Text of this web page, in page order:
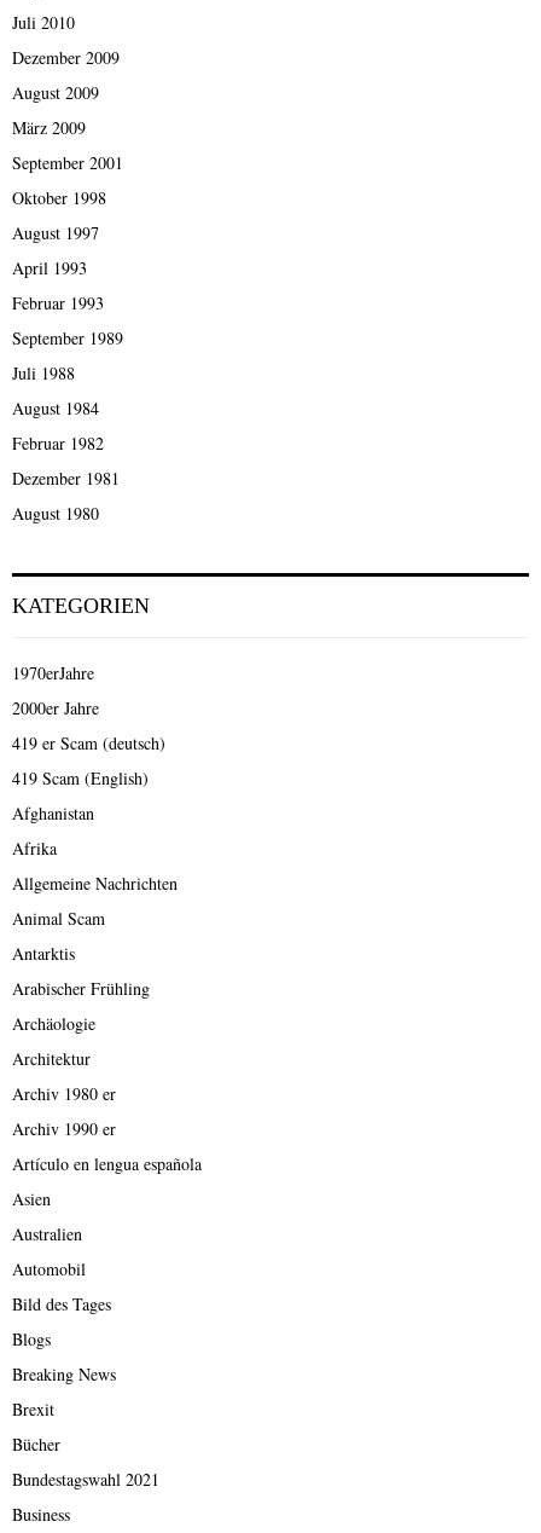
Juli 2010
Dezember 2009
August 2009
März 2009
September 2001
Oktober 1998
August 1997
April 1993
Februar 1993
September 1989
Juli 1988
August 1984
Februar 1982
Dezember 1981
August 1980
KATEGORIEN
1970erJahre
2000er Jahre
419 er Scam (deutsch)
419 Scam (English)
Afghanistan
Afrika
Allgemeine Nachrichten
Animal Scam
Antarktis
Arabischer Frühling
Archäologie
Architektur
Archiv 1980 er
Archiv 1990 er
Artículo en lengua española
Asien
Australien
Automobil
Bild des Tages
Blogs
Breaking News
Brexit
Bücher
Bundestagswahl 2021
Business